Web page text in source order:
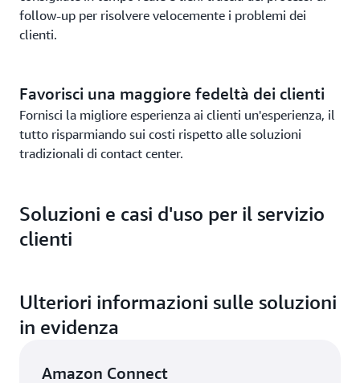
follow-up per risolvere velocemente i problemi dei
clienti.
Favorisci una maggiore fedeltà dei clienti
Fornisci la migliore esperienza ai clienti un'esperienza, il
tutto risparmiando sui costi rispetto alle soluzioni
tradizionali di contact center.
Soluzioni e casi d'uso per il servizio
clienti
Ulteriori informazioni sulle soluzioni
in evidenza
Amazon Connect